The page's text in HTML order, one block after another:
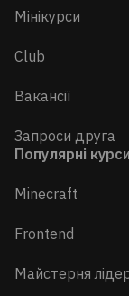
Мінікурси
Club
Вакансії
Запроси друга
Популярні курси
Minecraft
Frontend
Майстерня